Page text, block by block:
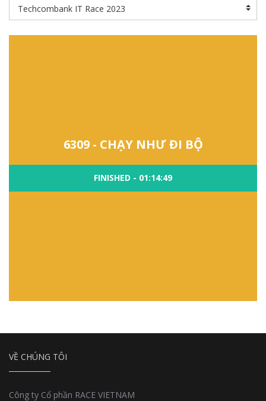
6309 - CHẠY NHƯ ĐI BỘ
FINISHED - 01:14:49
VỀ CHÚNG TÔI
Công ty Cổ phần RACE VIETNAM